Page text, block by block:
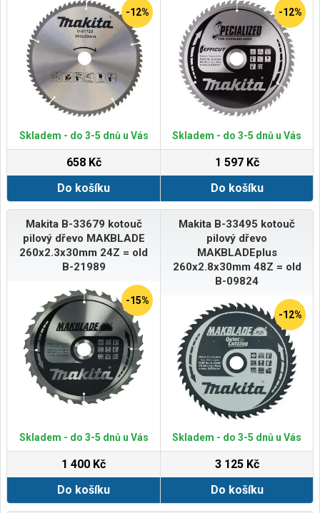
-12%
Skladem - do 3-5 dnů u Vás
658 Kč
Do košíku
-12%
Skladem - do 3-5 dnů u Vás
1 597 Kč
Do košíku
Makita B-33679 kotouč
pilový dřevo MAKBLADE
260x2.3x30mm 24Z = old
B-21989
-15%
Skladem - do 3-5 dnů u Vás
1 400 Kč
Do košíku
Makita B-33495 kotouč
pilový dřevo
MAKBLADEplus
260x2.8x30mm 48Z = old
B-09824
-12%
Skladem - do 3-5 dnů u Vás
3 125 Kč
Do košíku